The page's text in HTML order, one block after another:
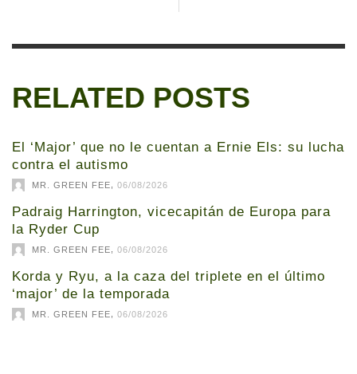
RELATED POSTS
El ‘Major’ que no le cuentan a Ernie Els: su lucha
contra el autismo
MR. GREEN FEE 06/08/2026
Padraig Harrington, vicecapitán de Europa para
la Ryder Cup
MR. GREEN FEE 06/08/2026
Korda y Ryu, a la caza del triplete en el último
‘major’ de la temporada
MR. GREEN FEE 06/08/2026